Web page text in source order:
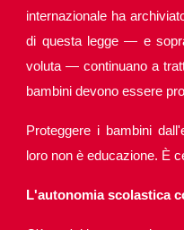
internazionale ha
di questa legge — e
voluta — continuano a
bambini devono essere
Proteggere i bambini
loro non è educazione. È
L'autonomia scolastica